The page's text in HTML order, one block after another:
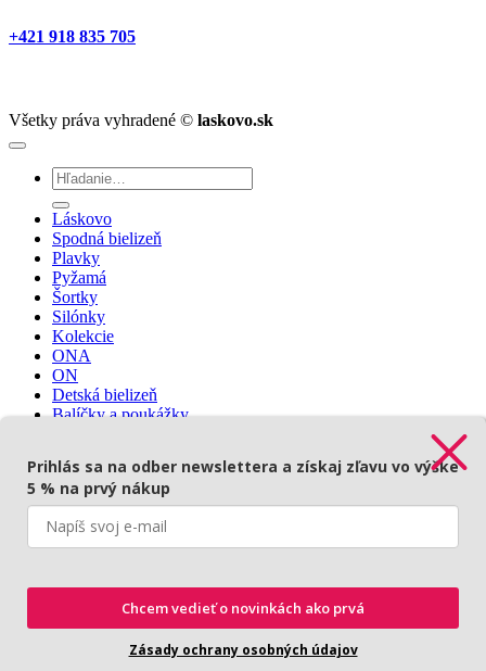
+421 918 835 705
Všetky práva vyhradené © laskovo.sk
Hľadať:
Láskovo
Spodná bielizeň
Plavky
Pyžamá
Šortky
Silónky
Kolekcie
ONA
ON
Detská bielizeň
Balíčky a poukážky
🇨🇿
Prihlásenie
Heslo*Povinné
Prihlás sa na odber newslettera a získaj zľavu vo výške
5 % na prvý nákup
Chcem vedieť o novinkách ako prvá
Zásady ochrany osobných údajov